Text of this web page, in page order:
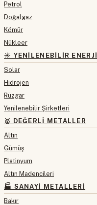
Petrol
Doğalgaz
Kömür
Nükleer
☀️ YENILENEBILIR ENERJI
Solar
Hidrojen
Rüzgar
Yenilenebilir Şirketleri
🥇 DEĞERLI METALLER
Altın
Gümüş
Platinyum
Altın Madencileri
🏭 SANAYI METALLERI
Bakır